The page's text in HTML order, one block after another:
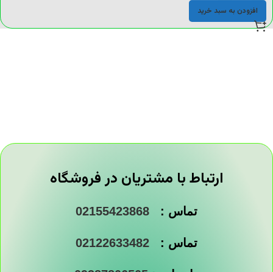
افزودن به سبد خرید
ارتباط با مشتریان در فروشگاه
تماس : 02155423868
تماس : 02122633482